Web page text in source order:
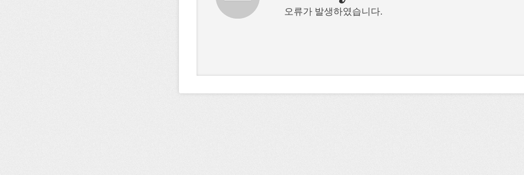
오류가 발생하였습니다.